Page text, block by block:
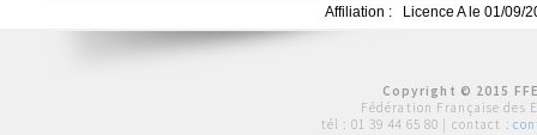
Affiliation :
Licence A le 01/09/
Copyright © 2015
Fédération Française des
tél : 01 39 44 65 80 | contact :